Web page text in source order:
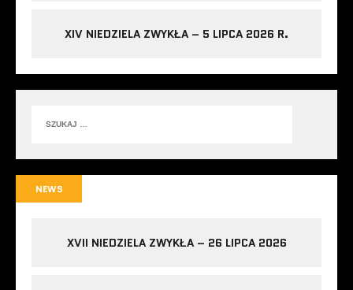
XIV NIEDZIELA ZWYKŁA – 5 LIPCA 2026 R.
NEWS
XVII NIEDZIELA ZWYKŁA – 26 LIPCA 2026